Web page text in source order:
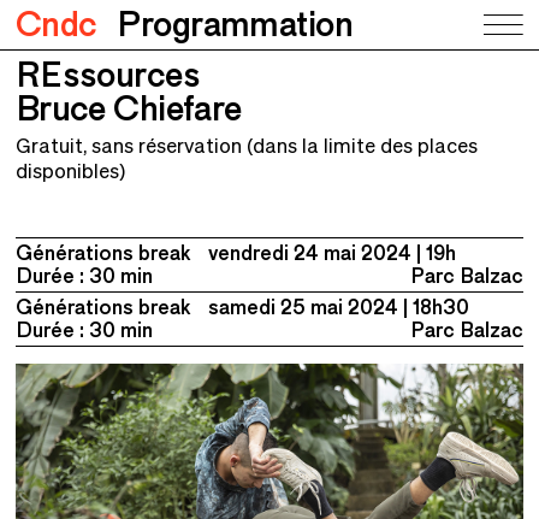
Cndc Programmation
REssources
Bruce Chiefare
REssources
Bruce Chiefare
Gratuit, sans réservation (dans la limite des places
disponibles)
Générations break vendredi 24 mai 2024
19h
Durée : 30 min
Parc Balzac
Générations break
samedi 25 mai 2024
18h30
Durée : 30 min
Parc Balzac